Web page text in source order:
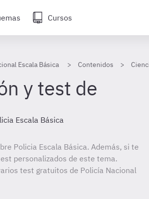
Cursos
Escala Básica Contenidos
y test de
Escala Básica
Policia Escala Básica. Además, si te
personalizados de este tema.
test gratuitos de Policía Nacional